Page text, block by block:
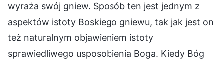
wyraża swój gniew. Sposób ten jest jednym z
aspektów istoty Boskiego gniewu, tak jak jest on
też naturalnym objawieniem istoty
sprawiedliwego usposobienia Boga. Kiedy Bóg